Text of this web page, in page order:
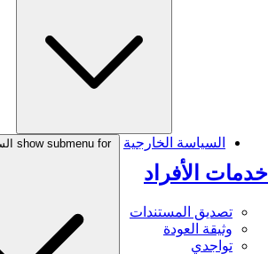
خدمات الأفراد
تصديق المستندات
وثيقة العودة
تواجدي
السياسة الخارجية show submenu for السياسة الخارجية